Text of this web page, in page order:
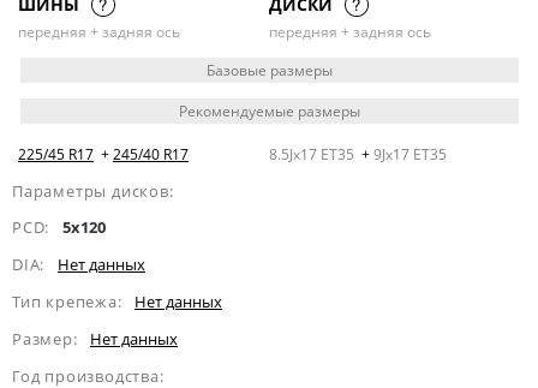
передняя + задняя ось
передняя + задняя ось
Базовые размеры
Рекомендуемые размеры
225/45 R17 +245/40 R17 8.5Jx17 ET35 +9Jx17 ET35
Параметры дисков:
PCD:
5x120
DIA:
Нет данных
Тип крепежа:
Нет данных
Размер:
Нет данных
Год производства: